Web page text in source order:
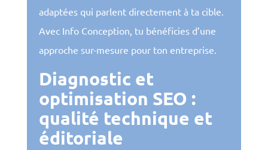
adaptées qui parlent directement à ta cible.
Avec Info Conception, tu bénéficies d’une
approche sur-mesure pour ton entreprise.
Diagnostic et
optimisation SEO :
qualité technique et
éditoriale